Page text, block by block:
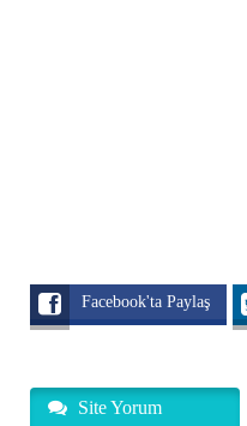
Facebook'ta Paylaş
Site Yorum